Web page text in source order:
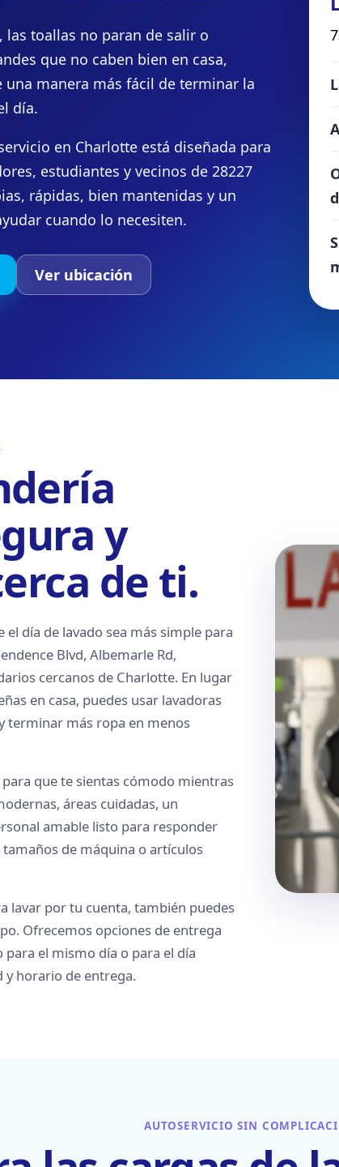
las toallas no paran de salir o
que no caben bien en casa,
manera más fácil de terminar la
día.
en Charlotte está diseñada para
estudiantes y vecinos de 28227
rápidas, bien mantenidas y un
cuando lo necesiten.
Ver ubicación
y
de ti.
día de lavado sea más simple para
Blvd, Albemarle Rd,
cercanos de Charlotte. En lugar
en casa, puedes usar lavadoras
terminar más ropa en menos
que te sientas cómodo mientras
áreas cuidadas, un
amable listo para responder
de máquina o artículos
lavar por tu cuenta, también puedes
Ofrecemos opciones de entrega
el mismo día o para el día
y horario de entrega.
AUTOSERVICIO SIN